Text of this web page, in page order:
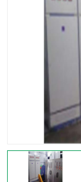
红外加热元件
高端红外加热
红外辐射表面
快速红外辐射